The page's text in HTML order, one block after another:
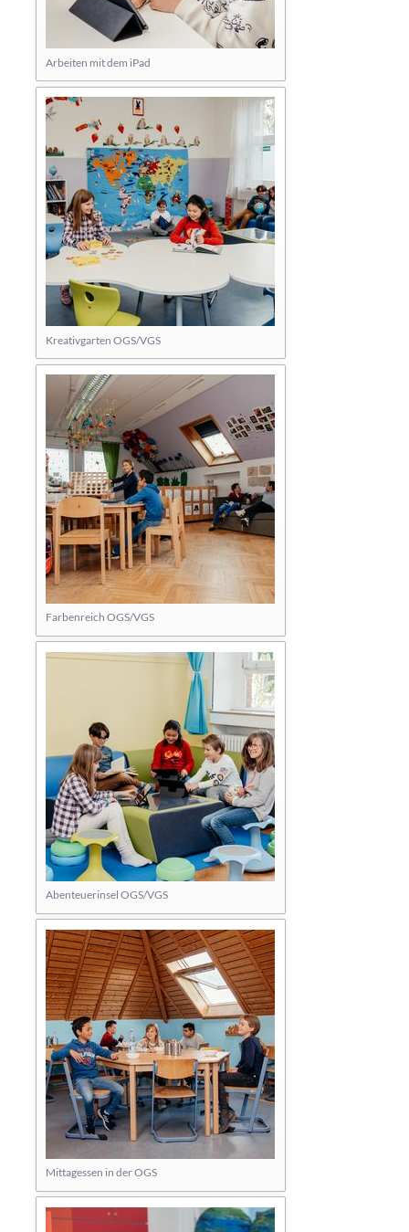
Arbeiten mit dem iPad
Kreativgarten OGS/VGS
Farbenreich OGS/VGS
Abenteuerinsel OGS/VGS
Mittagessen in der OGS